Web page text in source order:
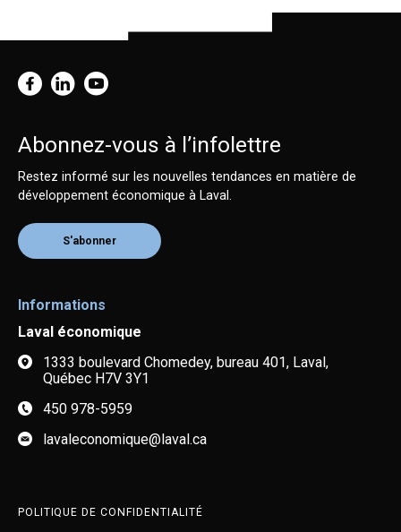
Abonnez-vous à l’infolettre
Restez informé sur les nouvelles tendances en matière de
développement économique à Laval.
S'abonner
Informations
Laval économique
1333 boulevard Chomedey, bureau 401, Laval,
Québec H7V 3Y1
450 978-5959
lavaleconomique@laval.ca
POLITIQUE DE CONFIDENTIALITÉ